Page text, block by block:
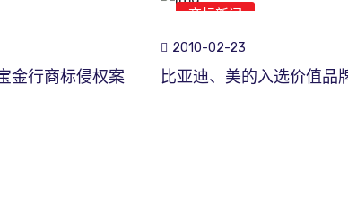
金行商标侵权案
商标新闻
2010-02-23
比亚迪、美的入选价值品